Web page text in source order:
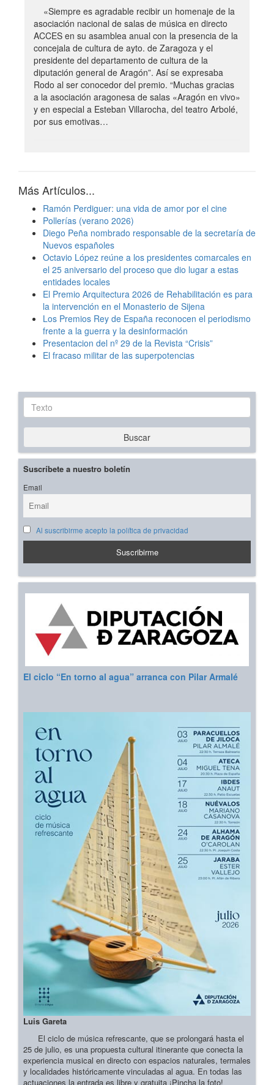
«Siempre es agradable recibir un homenaje de la
asociación nacional de salas de música en directo
ACCES en su asamblea anual con la presencia de la
concejala de cultura de ayto. de Zaragoza y el
presidente del departamento de cultura de la
diputación general de Aragón”. Así se expresaba
Rodo al ser conocedor del premio. “Muchas gracias
a la asociación aragonesa de salas «Aragón en vivo»
y en especial a Esteban Villarocha, del teatro Arbolé,
por sus emotivas…
Más Artículos...
Ramón Perdiguer: una vida de amor por el cine
Pollerías (verano 2026)
Diego Peña nombrado responsable de la secretaría de
Nuevos españoles
Octavio López reúne a los presidentes comarcales en
el 25 aniversario del proceso que dio lugar a estas
entidades locales
El Premio Arquitectura 2026 de Rehabilitación es para
la intervención en el Monasterio de Sijena
Los Premios Rey de España reconocen el periodismo
frente a la guerra y la desinformación
Presentacion del nº 29 de la Revista “Crisis”
El fracaso militar de las superpotencias
Texto
Buscar
Suscríbete a nuestro boletín
Email
Al suscribirme acepto la política de privacidad
El ciclo “En torno al agua” arranca con Pilar Armalé
Luis Gareta
El ciclo de música refrescante, que se prolongará hasta el
25 de julio, es una propuesta cultural itinerante que conecta la
experiencia musical en directo con espacios naturales, termales
y localidades históricamente vinculadas al agua. En todas las
actuaciones la entrada es libre y gratuita ¡Pincha la foto!